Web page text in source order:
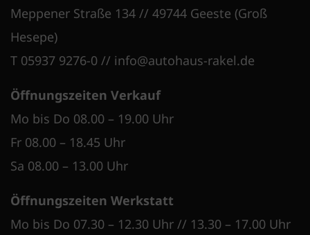
Meppener Straße 134 // 49744 Geeste (Groß
Hesepe)
T 05937 9276-0 // info@autohaus-rakel.de
Öffnungszeiten Verkauf
Mo bis Do 08.00 – 19.00 Uhr
Fr 08.00 – 18.45 Uhr
Sa 08.00 – 13.00 Uhr
Öffnungszeiten Werkstatt
Mo bis Do 07.30 – 12.30 Uhr // 13.30 – 17.00 Uhr